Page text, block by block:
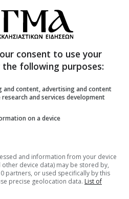
τίμησε τους
νεολαία στην πρώτη
εόρτασε την 201η
για τον
στο Σύδνεϋ
consent to use your
following purposes:
and content, advertising and content
and services development
on a device
and information from your device
device data) may be stored by,
partners, or used specifically by this
precise geolocation data. List of